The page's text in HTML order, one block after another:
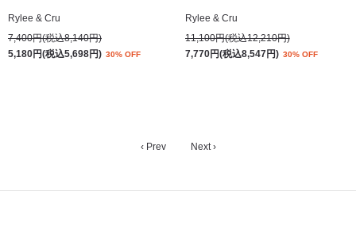
Rylee & Cru
7,400円(税込8,140円)
5,180円(税込5,698円) 30% OFF
Rylee & Cru
11,100円(税込12,210円)
7,770円(税込8,547円) 30% OFF
‹ Prev Next ›